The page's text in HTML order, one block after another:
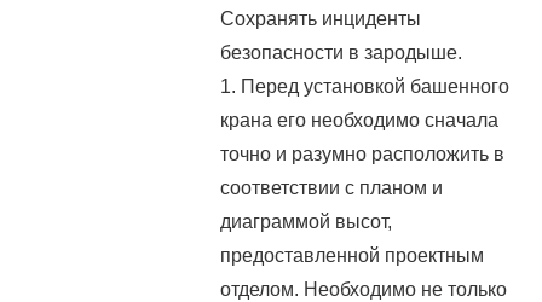
Сохранять инциденты
безопасности в зародыше.
1. Перед установкой башенного
крана его необходимо сначала
точно и разумно расположить в
соответствии с планом и
диаграммой высот,
предоставленной проектным
отделом. Необходимо не только